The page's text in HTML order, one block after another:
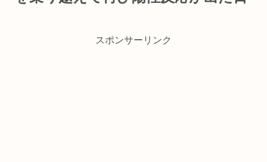
スポンサーリンク